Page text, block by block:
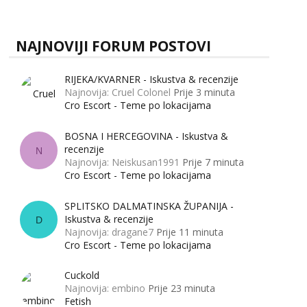
NAJNOVIJI FORUM POSTOVI
RIJEKA/KVARNER - Iskustva & recenzije
Najnovija: Cruel Colonel Prije 3 minuta
Cro Escort - Teme po lokacijama
N
BOSNA I HERCEGOVINA - Iskustva &
recenzije
Najnovija: Neiskusan1991 Prije 7 minuta
Cro Escort - Teme po lokacijama
D
SPLITSKO DALMATINSKA ŽUPANIJA -
Iskustva & recenzije
Najnovija: dragane7 Prije 11 minuta
Cro Escort - Teme po lokacijama
Cuckold
Najnovija: embino Prije 23 minuta
Fetish